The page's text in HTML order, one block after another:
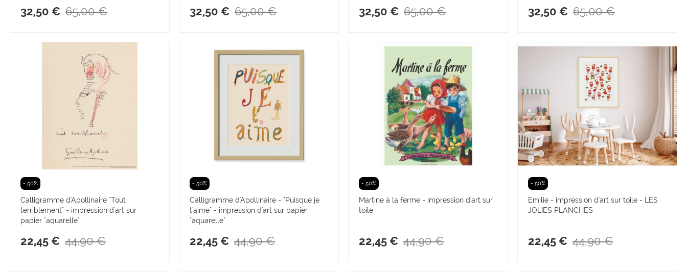
32,50 € 65,00 € 32,50 € 65,00 € 32,50 € 65,00 € 32,50 € 65,00 €
- 50%
Calligramme d'Apollinaire "Tout
terriblement" - impression d'art sur
papier "aquarelle"
22,45 € 44,90 €
- 50%
Calligramme d'Apollinaire - "Puisque je
t'aime" - impression d'art sur papier
"aquarelle"
22,45 € 44,90 €
- 50%
Martine à la ferme - impression d'art sur
toile
22,45 € 44,90 €
- 50%
Emilie - impression d'art sur toile - LES
JOLIES PLANCHES
22,45 € 44,90 €